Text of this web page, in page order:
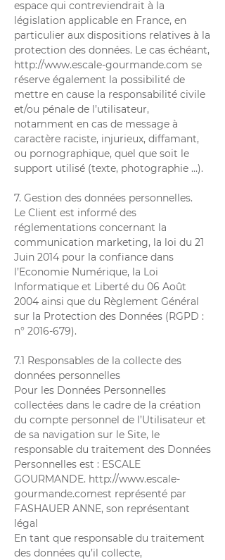
espace qui contreviendrait à la
législation applicable en France, en
particulier aux dispositions relatives à la
protection des données. Le cas échéant,
http://www.escale-gourmande.com se
réserve également la possibilité de
mettre en cause la responsabilité civile
et/ou pénale de l’utilisateur,
notamment en cas de message à
caractère raciste, injurieux, diffamant,
ou pornographique, quel que soit le
support utilisé (texte, photographie …).
7. Gestion des données personnelles.
Le Client est informé des
réglementations concernant la
communication marketing, la loi du 21
Juin 2014 pour la confiance dans
l’Economie Numérique, la Loi
Informatique et Liberté du 06 Août
2004 ainsi que du Règlement Général
sur la Protection des Données (RGPD :
n° 2016-679).
7.1 Responsables de la collecte des
données personnelles
Pour les Données Personnelles
collectées dans le cadre de la création
du compte personnel de l’Utilisateur et
de sa navigation sur le Site, le
responsable du traitement des Données
Personnelles est : ESCALE
GOURMANDE. http://www.escale-
gourmande.comest représenté par
FASHAUER ANNE, son représentant
légal
En tant que responsable du traitement
des données qu’il collecte,